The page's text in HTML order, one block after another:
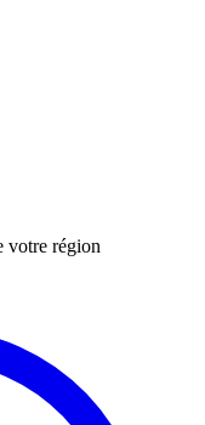
votre région